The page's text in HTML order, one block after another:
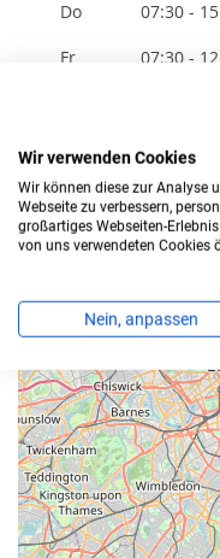
Do
07:30 -
Fr
07:30 -
+
−
Wir verwenden Cookies
Wir können diese zur Analyse
Webseite zu verbessern,
großartiges Webseiten-
von uns verwendeten Cookies
Nein, anpassen